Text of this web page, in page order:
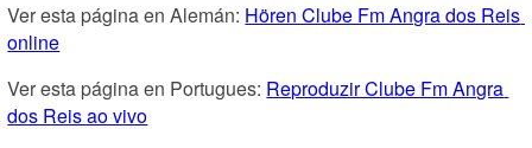
Ver esta página en Alemán: Hören Clube Fm Angra dos Reis
online
Ver esta página en Portugues: Reproduzir Clube Fm Angra
dos Reis ao vivo